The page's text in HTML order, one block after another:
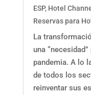
ESP, Hotel
Reservas para
La
una
pandemia. A lo
de todos los
reinventar sus